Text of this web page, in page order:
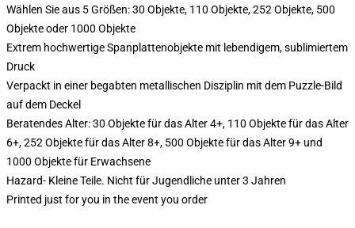
Wählen Sie aus 5 Größen: 30 Objekte, 110 Objekte, 252 Objekte, 500
Objekte oder 1000 Objekte
Extrem hochwertige Spanplattenobjekte mit lebendigem, sublimiertem
Druck
Verpackt in einer begabten metallischen Disziplin mit dem Puzzle-Bild
auf dem Deckel
Beratendes Alter: 30 Objekte für das Alter 4+, 110 Objekte für das Alter
6+, 252 Objekte für das Alter 8+, 500 Objekte für das Alter 9+ und
1000 Objekte für Erwachsene
Hazard- Kleine Teile. Nicht für Jugendliche unter 3 Jahren
Printed just for you in the event you order